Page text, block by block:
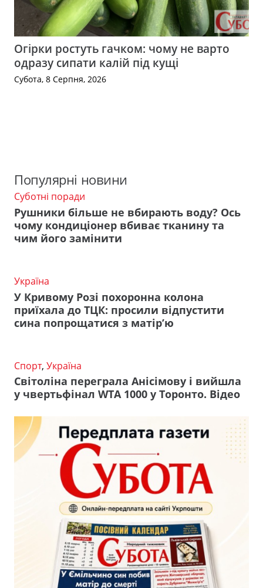
Огірки ростуть гачком: чому не варто
одразу сипати калій під кущі
Субота, 8 Серпня, 2026
Популярні новини
Суботні поради
Рушники більше не вбирають воду? Ось
чому кондиціонер вбиває тканину та
чим його замінити
Україна
У Кривому Розі похоронна колона
приїхала до ТЦК: просили відпустити
сина попрощатися з матір’ю
Спорт, Україна
Світоліна переграла Анісімову і вийшла
у чвертьфінал WTA 1000 у Торонто. Відео